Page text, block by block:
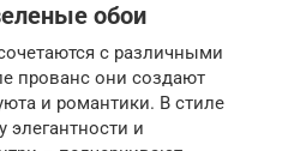
обои
с различными
прованс они создают
и романтики. В стиле
элегантности и